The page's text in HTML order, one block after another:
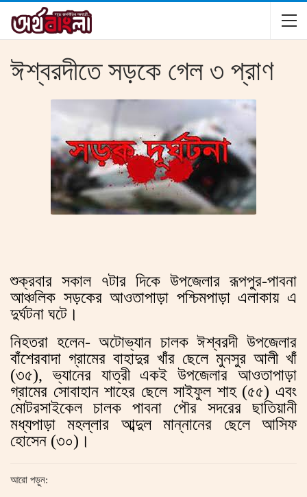
ঈশ্বরদীতে সড়কে গেল ৩ প্রাণ
শুক্রবার সকাল ৭টার দিকে উপজেলার রূপপুর-পাবনা
আঞ্চলিক সড়কের আওতাপাড়া পশ্চিমপাড়া এলাকায় এ
দুর্ঘটনা ঘটে।
নিহতরা হলেন- অটোভ্যান চালক ঈশ্বরদী উপজেলার
বাঁশেরবাদা গ্রামের বাহাদুর খাঁর ছেলে মুনসুর আলী খাঁ
(৩৫), ভ্যানের যাত্রী একই উপজেলার আওতাপাড়া
গ্রামের সোবাহান শাহের ছেলে সাইফুল শাহ (৫৫) এবং
মোটরসাইকেল চালক পাবনা পৌর সদরের ছাতিয়ানী
মধ্যপাড়া মহল্লার আব্দুল মান্নানের ছেলে আসিফ
হোসেন (৩০)।
আরো পড়ুন: